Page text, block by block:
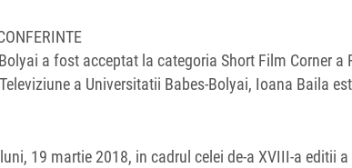
a fost acceptat la categoria Short Film Corner a
a Universitatii Babes-Bolyai, Ioana Baila
19 martie 2018, in cadrul celei de-a XVIII-a editii